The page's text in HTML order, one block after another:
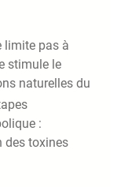
limite pas à
stimule le
naturelles du
:
des toxines